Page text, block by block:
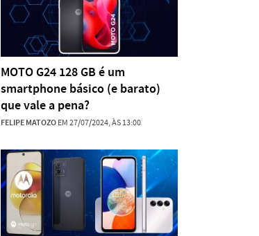
MOTO G24 128 GB é um
smartphone básico (e barato)
que vale a pena?
FELIPE MATOZOEM 27/07/2024, ÀS 13:00